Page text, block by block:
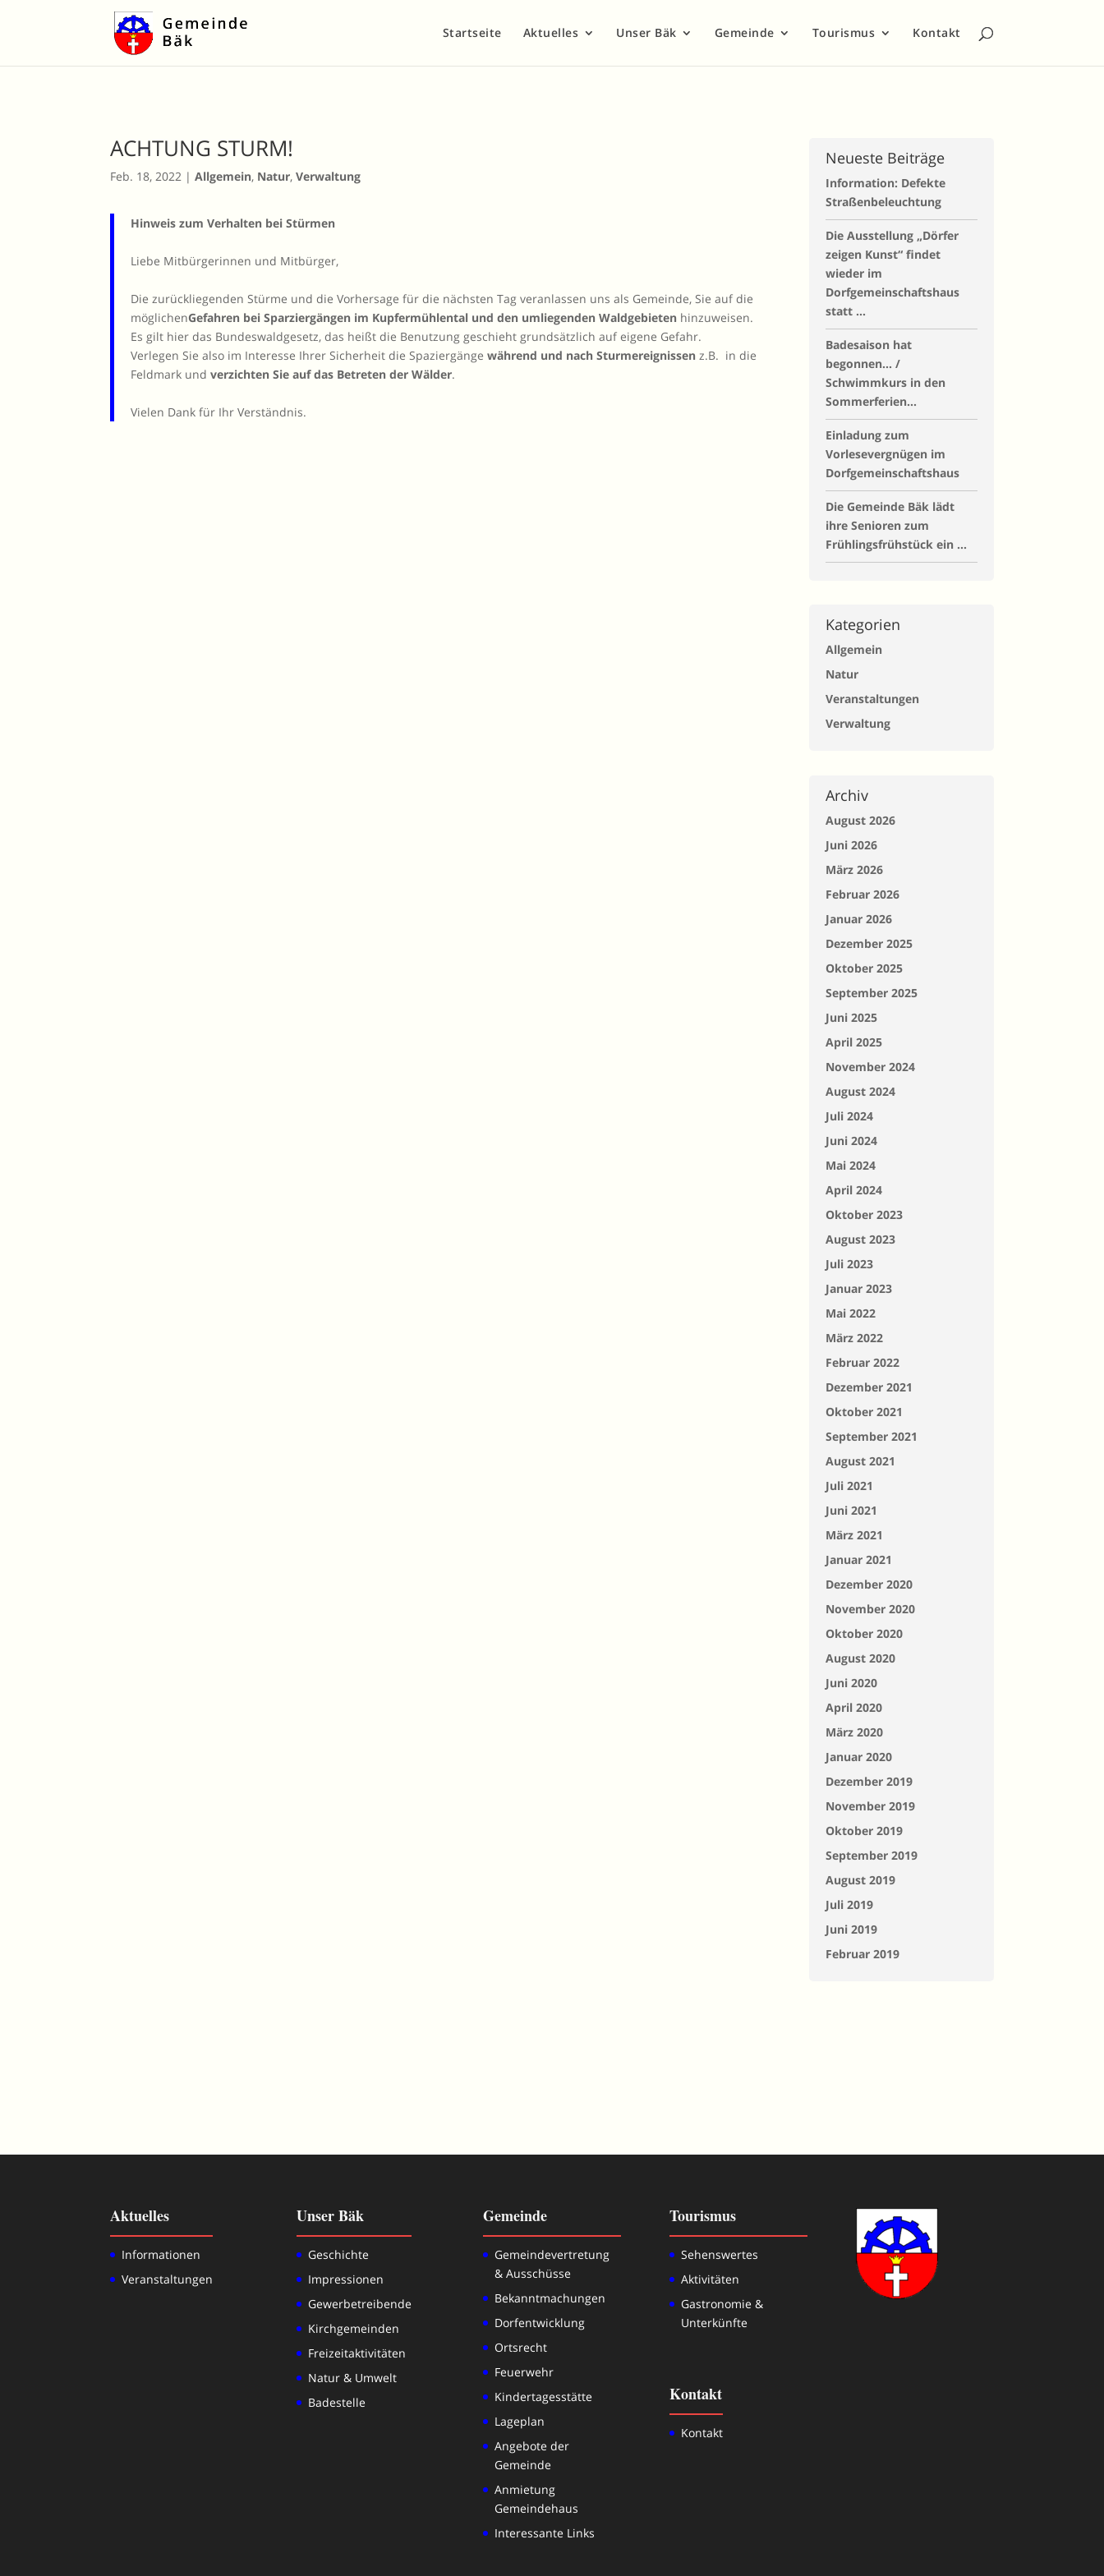
Startseite Aktuelles Unser Bäk Gemeinde Tourismus Kontakt
ACHTUNG STURM!
Feb. 18, 2022 |Allgemein, Natur,Verwaltung
Hinweis zum Verhalten bei Stürmen
Liebe Mitbürgerinnen und Mitbürger,
Die zurückliegenden Stürme und die Vorhersage für die nächsten Tag veranlassen uns als Gemeinde, Sie auf die
möglichenGefahren bei Sparziergängen im Kupfermühlental und den umliegenden Waldgebieten hinzuweisen.
Es gilt hier das Bundeswaldgesetz, das heißt die Benutzung geschieht grundsätzlich auf eigene Gefahr.
Verlegen Sie also im Interesse Ihrer Sicherheit die Spaziergängewährend und nach Sturmereignissen z.B. in die
Feldmark undverzichten Sie auf das Betreten der Wälder.
Vielen Dank für Ihr Verständnis.
Neueste Beiträge
Information: Defekte
Straßenbeleuchtung
Die Ausstellung „Dörfer
zeigen Kunst“ findet
wieder im
Dorfgemeinschaftshaus
statt …
Badesaison hat
begonnen… /
Schwimmkurs in den
Sommerferien…
Einladung zum
Vorlesevergnügen im
Dorfgemeinschaftshaus
Die Gemeinde Bäk lädt
ihre Senioren zum
Frühlingsfrühstück ein …
Kategorien
Allgemein
Natur
Veranstaltungen
Verwaltung
Archiv
August 2026
Juni 2026
März 2026
Februar 2026
Januar 2026
Dezember 2025
Oktober 2025
September 2025
Juni 2025
April 2025
November 2024
August 2024
Juli 2024
Juni 2024
Mai 2024
April 2024
Oktober 2023
August 2023
Juli 2023
Januar 2023
Mai 2022
März 2022
Februar 2022
Dezember 2021
Oktober 2021
September 2021
August 2021
Juli 2021
Juni 2021
März 2021
Januar 2021
Dezember 2020
November 2020
Oktober 2020
August 2020
Juni 2020
April 2020
März 2020
Januar 2020
Dezember 2019
November 2019
Oktober 2019
September 2019
August 2019
Juli 2019
Juni 2019
Februar 2019
Aktuelles
Informationen
Veranstaltungen
Unser Bäk
Geschichte
Impressionen
Gewerbetreibende
Kirchgemeinden
Freizeitaktivitäten
Natur & Umwelt
Badestelle
Gemeinde
Gemeindevertretung
& Ausschüsse
Bekanntmachungen
Dorfentwicklung
Ortsrecht
Feuerwehr
Kindertagesstätte
Lageplan
Angebote der
Gemeinde
Anmietung
Gemeindehaus
Interessante Links
Tourismus
Sehenswertes
Aktivitäten
Gastronomie &
Unterkünfte
Kontakt
Kontakt